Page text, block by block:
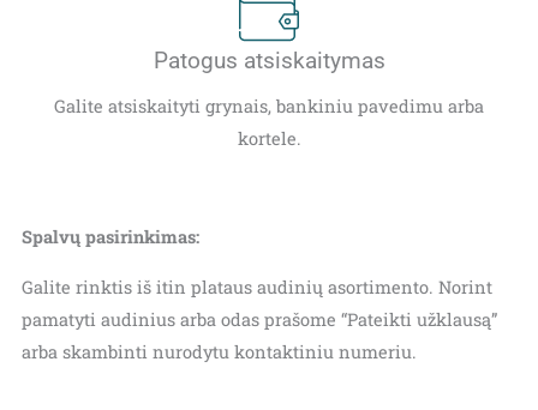
Patogus atsiskaitymas
Galite atsiskaityti grynais, bankiniu pavedimu arba
kortele.
Spalvų pasirinkimas:
Galite rinktis iš itin plataus audinių asortimento. Norint
pamatyti audinius arba odas prašome “Pateikti užklausą”
arba skambinti nurodytu kontaktiniu numeriu.